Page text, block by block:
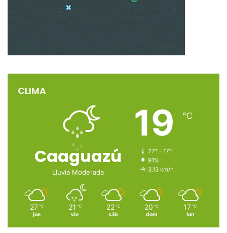
CLIMA
Caaguazú
Lluvia Moderada
19 ℃
27º - 17º
91%
3.13 km/h
27 ℃
jue
21 ℃
vie
22 ℃
sáb
20 ℃
dom
17 ℃
lun